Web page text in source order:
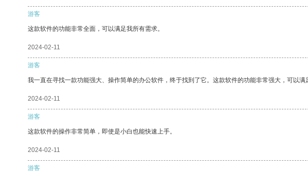
游客
这款软件的功能非常全面，可以满足我所有需求。
2024-02-11
游客
我一直在寻找一款功能强大、操作简单的办公软件，终于找到了它。这款软件的功能非常强大，可以
2024-02-11
游客
这款软件的操作非常简单，即使是小白也能快速上手。
2024-02-11
游客